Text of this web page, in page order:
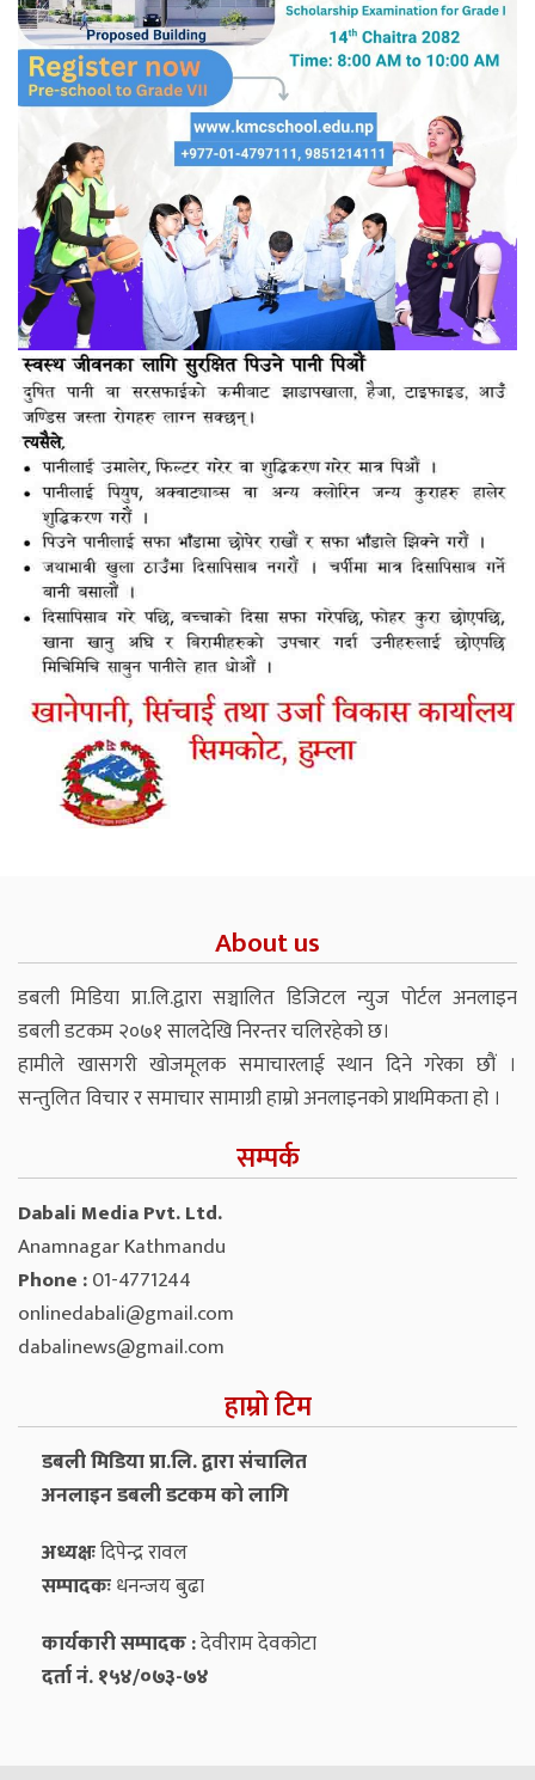
About us
डबली मिडिया प्रा.लि.द्वारा सञ्चालित डिजिटल न्युज पोर्टल अनलाइन
डबली डटकम २०७१ सालदेखि निरन्तर चलिरहेको छ।
हामीले खासगरी खोजमूलक समाचारलाई स्थान दिने गरेका छौं ।
सन्तुलित विचार र समाचार सामाग्री हाम्रो अनलाइनको प्राथमिकता हो ।
सम्पर्क
Dabali Media Pvt. Ltd.
Anamnagar Kathmandu
Phone :01-4771244
onlinedabali@gmail.com
dabalinews@gmail.com
हाम्रो टिम
डबली मिडिया प्रा.लि. द्वारा संचालित
अनलाइन डबली डटकम को लागि
अध्यक्षःदिपेन्द्र रावल
सम्पादकःधनन्‍जय बुढा
कार्यकारी सम्पादक :देवीराम देवकोटा
दर्ता नं. १५४/०७३-७४